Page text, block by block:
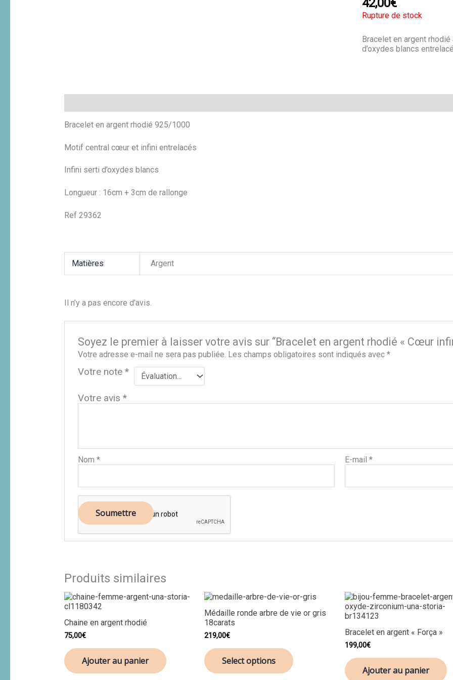
42,00€
Rupture de stock
Bracelet en argent
d’oxydes blancs
Bracelet en argent rhodié 925/1000
Motif central cœur et infini entrelacés
Infini serti d’oxydes blancs
Longueur : 16cm + 3cm de rallonge
Ref 29362
Matières Argent
Il n’y a pas encore d’avis.
Soyez le premier à laisser votre avis sur “Bracelet en argent rhodié « Cœur
Votre adresse e-mail ne sera pas publiée. Les champs obligatoires sont indiqués avec*
Votre note*
Votre avis*
Nom* E-mail*
Produits similaires
Chaine en argent rhodié
75,00€
Ajouter au panier
Médaille ronde arbre de vie or gris
18carats
219,00€
Select options
Bracelet en argent « Força »
199,00€
Ajouter au panier